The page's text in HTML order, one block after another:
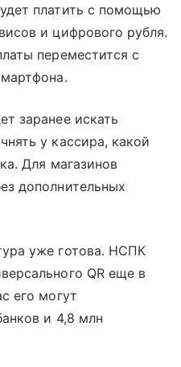
платить с помощью
и цифрового рубля.
переместится с
заранее искать
у кассира, какой
Для магазинов
дополнительных
уже готова. НСПК
QR еще в
его могут
и 4,8 млн